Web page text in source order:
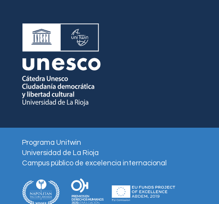
Programa Unitwin
Universidad de La Rioja
Campus público de excelencia internacional